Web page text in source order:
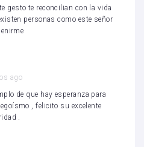
gesto te reconcilian con la vida
personas como este señor
ago
de que hay esperanza para
, felicito su excelente
.